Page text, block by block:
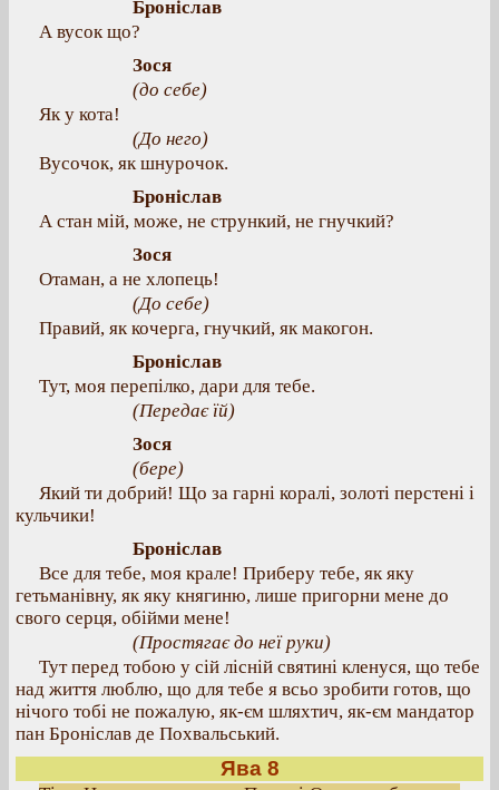
Броніслав
А вусок що?
Зося
(до себе)
Як у кота!
(До него)
Вусочок, як шнурочок.
Броніслав
А стан мій, може, не стрункий, не гнучкий?
Зося
Отаман, а не хлопець!
(До себе)
Правий, як кочерга, гнучкий, як макогон.
Броніслав
Тут, моя перепілко, дари для тебе.
(Передає їй)
Зося
(бере)
Який ти добрий! Що за гарні коралі, золоті перстені і
кульчики!
Броніслав
Все для тебе, моя крале! Приберу тебе, як яку
гетьманівну, як яку княгиню, лише пригорни мене до
свого серця, обійми мене!
(Простягає до неї руки)
Тут перед тобою у сій лісній святині кленуся, що тебе
над життя люблю, що для тебе я всьо зробити готов, що
нічого тобі не пожалую, як-єм шляхтич, як-єм мандатор
пан Броніслав де Похвальський.
Ява 8